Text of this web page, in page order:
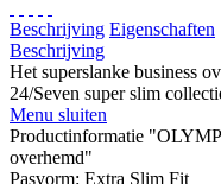
Beschrijving Eigenschaften
Beschrijving
Het superslanke business
24/Seven super slim
Menu sluiten
Productinformatie
overhemd"
Pasvorm: Extra Slim Fit